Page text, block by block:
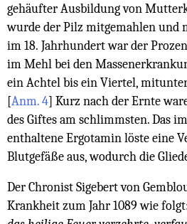
gehäufter Ausbildung von
wurde der Pilz mitgemahlen und
im 18. Jahrhundert war der
im Mehl bei den
ein Achtel bis ein Viertel,
[Anm. 4] Kurz nach der Ernte
des Giftes am schlimmsten. Das
enthaltene Ergotamin löste eine
Blutgefäße aus, wodurch die
Der Chronist Sigebert von
Krankheit zum Jahr 1089 wie